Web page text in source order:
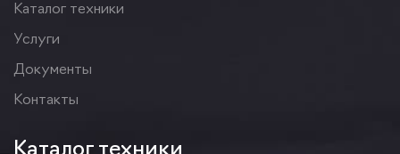
Каталог техники
Услуги
Документы
Контакты